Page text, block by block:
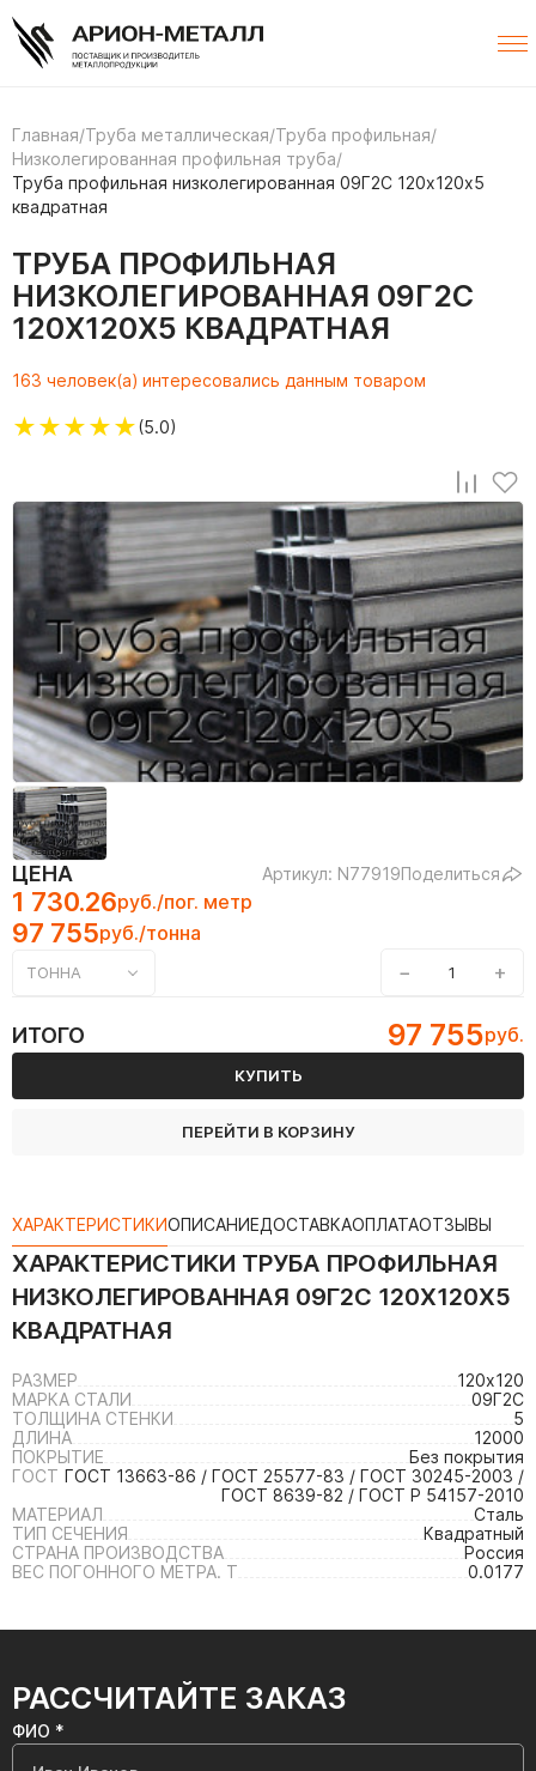
Главная/Труба металлическая/Труба профильная/
Низколегированная профильная труба/
Труба профильная низколегированная 09Г2С 120х120х5
квадратная
ТРУБА ПРОФИЛЬНАЯ
НИЗКОЛЕГИРОВАННАЯ 09Г2С
120Х120Х5 КВАДРАТНАЯ
163 человек(а) интересовались данным товаром
★★★★★(5.0)
ЦЕНА Артикул: N77919Поделиться
1 730.26руб./пог. метр
97 755руб./тонна
ТОННА − +
ИТОГО 97 755руб.
КУПИТЬ
ПЕРЕЙТИ В КОРЗИНУ
ХАРАКТЕРИСТИКИОПИСАНИЕДОСТАВКАОПЛАТАОТЗЫВЫ
ХАРАКТЕРИСТИКИ ТРУБА ПРОФИЛЬНАЯ
НИЗКОЛЕГИРОВАННАЯ 09Г2С 120Х120Х5
КВАДРАТНАЯ
РАЗМЕР
120х120
МАРКА СТАЛИ
09Г2С
ТОЛЩИНА СТЕНКИ
5
ДЛИНА
12000
ПОКРЫТИЕ
Без покрытия
ГОСТ ГОСТ 13663-86 / ГОСТ 25577-83 / ГОСТ 30245-2003 /
ГОСТ 8639-82 / ГОСТ Р 54157-2010
МАТЕРИАЛ
Сталь
ТИП СЕЧЕНИЯ
Квадратный
СТРАНА ПРОИЗВОДСТВА
Россия
ВЕС ПОГОННОГО МЕТРА. Т
0.0177
РАССЧИТАЙТЕ ЗАКАЗ
ФИО *